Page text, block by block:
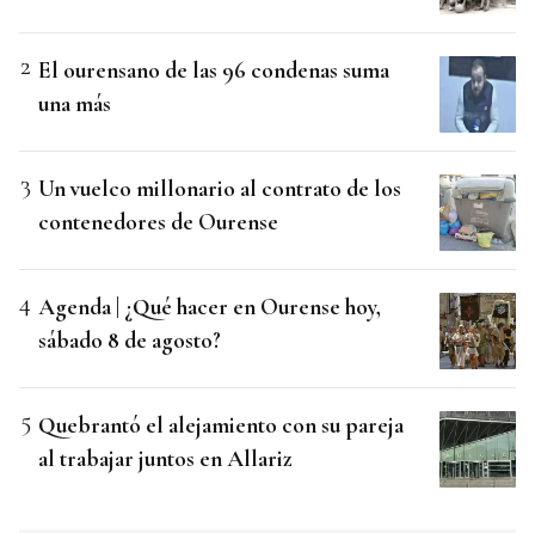
El ourensano de las 96 condenas suma
una más
Un vuelco millonario al contrato de los
contenedores de Ourense
Agenda | ¿Qué hacer en Ourense hoy,
sábado 8 de agosto?
Quebrantó el alejamiento con su pareja
al trabajar juntos en Allariz